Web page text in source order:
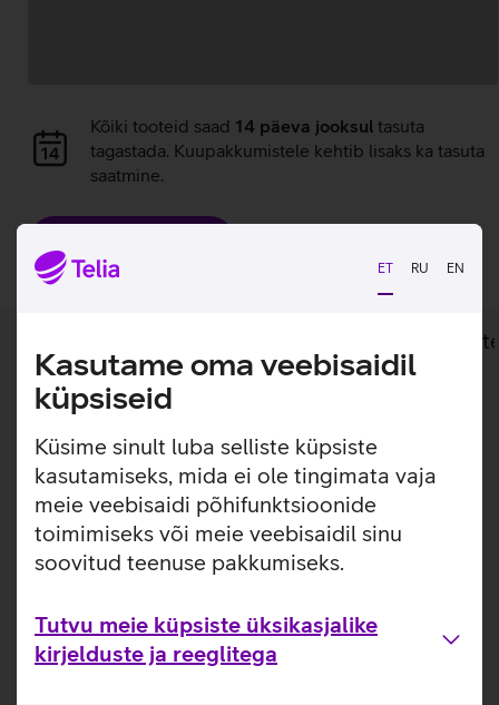
ET RU EN
Kasutame oma veebisaidil
küpsiseid
Küsime sinult luba selliste küpsiste
kasutamiseks, mida ei ole tingimata vaja
meie veebisaidi põhifunktsioonide
toimimiseks või meie veebisaidil sinu
soovitud teenuse pakkumiseks.
Tutvu meie küpsiste üksikasjalike
kirjelduste ja reeglitega
Andmete
laadimine
Kõiki tooteid saad 14 päeva jooksul tasuta
tagastada. Kuupakkumistele kehtib lisaks ka tasuta
saatmine.
Lisainfo
Äriklassi arvutile.
Üheaastane lisagarantii (post-warranty) äriklassi
sülearvutile. Sobib kasutamiseks kuni 30 päeva pärast
tavagarantii lõppu, kui on soov garantiiaega pikendada.
Ühilduvad tooted: HP EliteBook 8440P, 2450P, 8460P,
2560P, 8470P, 8570P, ProBook 6460B, 6470B, 6570B,
Kasulikud lingid